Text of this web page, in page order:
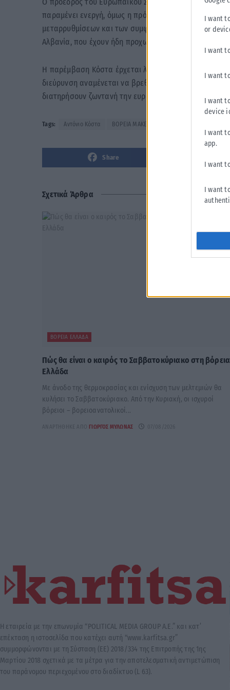
I want
or
I want
I want
I want
device
I want
app.
I want
I want
Ο πρόεδρος του Ευρωπαϊκού Συμβουλίου τόνισε
παραμένει ενεργή, όμως η πρόοδος κάθε υποψήφιας
μεταρρυθμίσεων και των συμφωνημένων
Αλβανία, που έχουν ήδη προχωρήσει σε επόμενα
Η παρέμβαση Κόστα έρχεται λίγες ημέρες πριν από
διεύρυνση αναμένεται να βρεθεί ξανά στο επίκεντρο
διατηρήσουν ζωντανή την ευρωπαϊκή προοπτική της
Tags: Αντόνιο Κόστα ΒΟΡΕΙΑ ΜΑΚΕΔΟΝΙΑ
Share
Σχετικά Άρθρα
ΒΌΡΕΙΑ ΕΛΛΆΔΑ
Πώς θα είναι ο καιρός το Σαββατοκύριακο στη βόρεια
Ελλάδα
Με άνοδο της θερμοκρασίας και ενίσχυση των μελτεμιών θα
κυλήσει το Σαββατοκύριακο. Από την Κυριακή, οι ισχυροί
βόρειοι – βορειοανατολικοί...
ΑΝΑΡΤΉΘΗΚΕ ΑΠΌ ΓΙΏΡΓΟΣ ΜΥΛΩΝΆΣ 07/08/2026
Η εταιρεία με την επωνυμία “POLITICAL MEDIA GROUP A.E.” και κατ’
επέκταση η ιστοσελίδα που κατέχει αυτή “www.karfitsa.gr”
συμμορφώνονται με τη Σύσταση (ΕΕ) 2018/334 της Επιτροπής της 1ης
Μαρτίου 2018 σχετικά με τα μέτρα για την αποτελεσματική αντιμετώπιση
του παράνομου περιεχομένου στο διαδίκτυο (L 63).